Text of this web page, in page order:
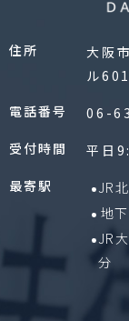
住所
大阪
ル
電話番号
06-
受付時間
平日
最寄駅
JR
地
JR
分